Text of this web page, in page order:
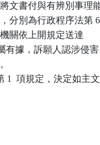
文書付與有辨別事理
分別為行政程序法第 6
機關依上開規定送達
有據，訴願人認涉侵害
1  項規定，決定如主文